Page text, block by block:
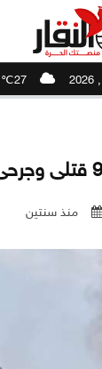
27℃ صنعاء, اليمن
منذ سنتين